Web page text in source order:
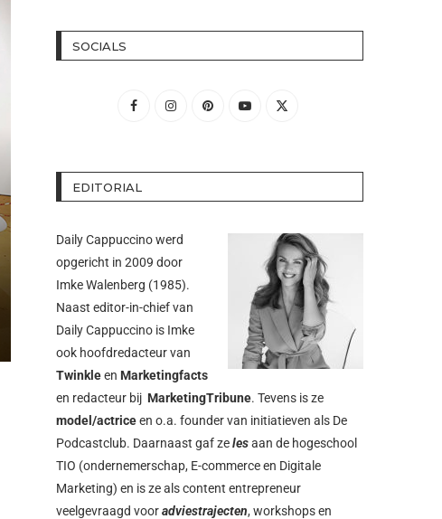
SOCIALS
EDITORIAL
Daily Cappuccino werd
opgericht in 2009 door
Imke Walenberg (1985).
Naast editor-in-chief van
Daily Cappuccino is Imke
ook hoofdredacteur van
Twinkleen Marketingfacts
en redacteur bij MarketingTribune. Tevens is ze
model/actriceen o.a. founder van initiatieven als De
Podcastclub. Daarnaast gaf zelesaan de hogeschool
TIO (ondernemerschap, E-commerce en Digitale
Marketing) en is ze als content entrepreneur
veelgevraagd vooradviestrajecten, workshops en